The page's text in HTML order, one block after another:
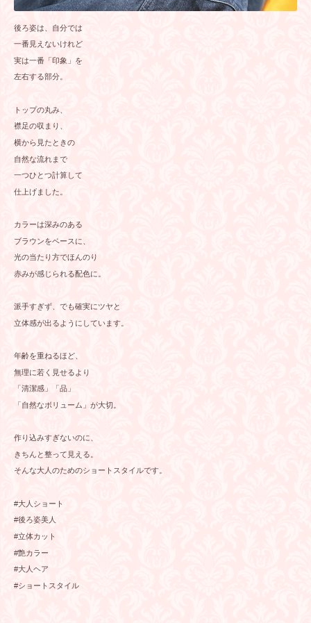
後ろ姿は、自分では
一番見えないけれど
実は一番「印象」を
左右する部分。
トップの丸み、
襟足の収まり、
横から見たときの
自然な流れまで
一つひとつ計算して
仕上げました。
カラーは深みのある
ブラウンをベースに、
光の当たり方でほんのり
赤みが感じられる配色に。
派手すぎず、でも確実にツヤと
立体感が出るようにしています。
年齢を重ねるほど、
無理に若く見せるより
「清潔感」「品」
「自然なボリューム」が大切。
作り込みすぎないのに、
きちんと整って見える。
そんな大人のためのショートスタイルです。
#大人ショート
#後ろ姿美人
#立体カット
#艶カラー
#大人ヘア
#ショートスタイル